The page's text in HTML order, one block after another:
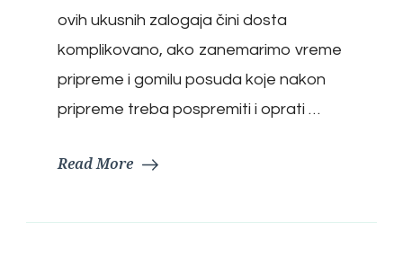
ovih ukusnih zalogaja čini dosta
komplikovano, ako zanemarimo vreme
pripreme i gomilu posuda koje nakon
pripreme treba pospremiti i oprati …
Read More